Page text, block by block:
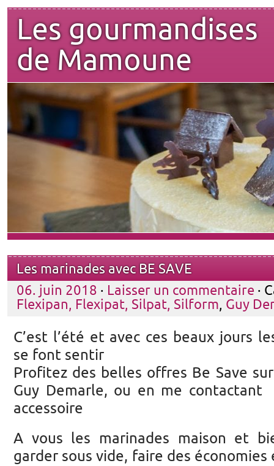
Les gourmandises
de Mamoune
Les marinades avec BE SAVE
06. juin 2018 · Laisser un commentaire ·
Flexipan, Flexipat, Silpat, Silform, Guy
C’est l’été et avec ces beaux jours
se font sentir
Profitez des belles offres Be Save
Guy Demarle, ou en me
accessoire
A vous les marinades maison et
garder sous vide, faire des économies